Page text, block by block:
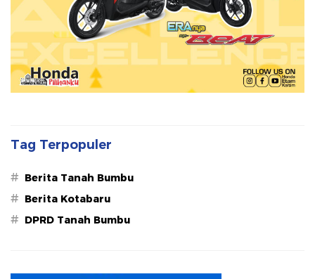
Tag Terpopuler
# Berita Tanah Bumbu
# Berita Kotabaru
# DPRD Tanah Bumbu